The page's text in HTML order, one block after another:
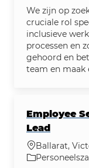
We zijn op
cruciale rol
inclusieve
processen en
gehoord en
team en maak
Employee
Lead
Plaats
Ballarat,
Categorie